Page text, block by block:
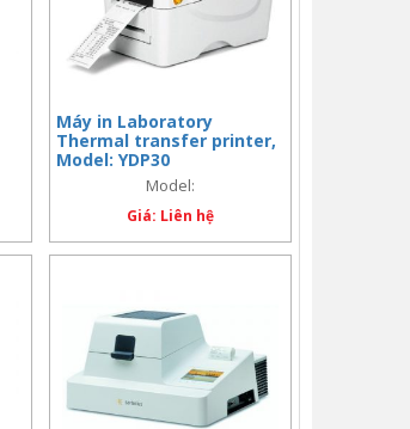
Máy in Laboratory
Thermal transfer printer,
Model: YDP30
Model:
Giá: Liên hệ